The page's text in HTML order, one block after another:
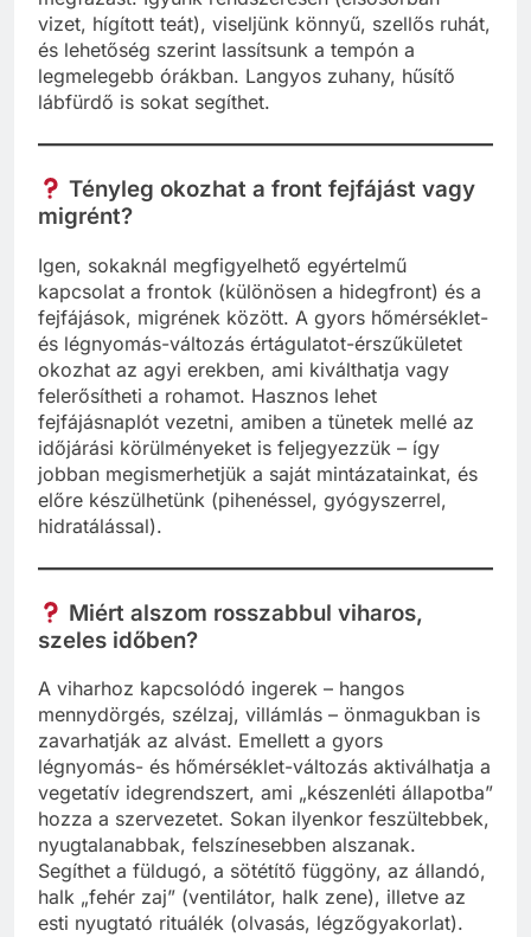
vizet, hígított teát), viseljünk könnyű, szellős ruhát,
és lehetőség szerint lassítsunk a tempón a
legmelegebb órákban. Langyos zuhany, hűsítő
lábfürdő is sokat segíthet.
Tényleg okozhat a front fejfájást vagy
migrént?
Igen, sokaknál megfigyelhető egyértelmű
kapcsolat a frontok (különösen a hidegfront) és a
fejfájások, migrének között. A gyors hőmérséklet-
és légnyomás-változás értágulatot-érszűkületet
okozhat az agyi erekben, ami kiválthatja vagy
felerősítheti a rohamot. Hasznos lehet
fejfájásnaplót vezetni, amiben a tünetek mellé az
időjárási körülményeket is feljegyezzük – így
jobban megismerhetjük a saját mintázatainkat, és
előre készülhetünk (pihenéssel, gyógyszerrel,
hidratálással).
Miért alszom rosszabbul viharos,
szeles időben?
A viharhoz kapcsolódó ingerek – hangos
mennydörgés, szélzaj, villámlás – önmagukban is
zavarhatják az alvást. Emellett a gyors
légnyomás- és hőmérséklet-változás aktiválhatja a
vegetatív idegrendszert, ami „készenléti állapotba”
hozza a szervezetet. Sokan ilyenkor feszültebbek,
nyugtalanabbak, felszínesebben alszanak.
Segíthet a füldugó, a sötétítő függöny, az állandó,
halk „fehér zaj” (ventilátor, halk zene), illetve az
esti nyugtató rituálék (olvasás, légzőgyakorlat).